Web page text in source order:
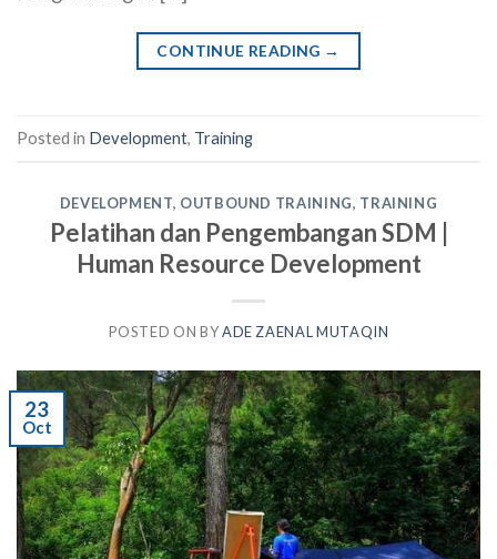
CONTINUE READING →
Posted in Development, Training
DEVELOPMENT, OUTBOUND TRAINING, TRAINING
Pelatihan dan Pengembangan SDM |
Human Resource Development
POSTED ON BYADE ZAENAL MUTAQIN
23
Oct